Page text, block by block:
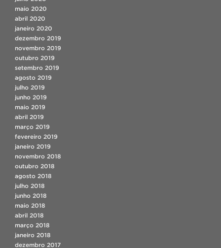
maio 2020
abril 2020
janeiro 2020
dezembro 2019
novembro 2019
outubro 2019
setembro 2019
agosto 2019
julho 2019
junho 2019
maio 2019
abril 2019
março 2019
fevereiro 2019
janeiro 2019
novembro 2018
outubro 2018
agosto 2018
julho 2018
junho 2018
maio 2018
abril 2018
março 2018
janeiro 2018
dezembro 2017